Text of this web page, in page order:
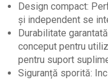
Design compact:
și independent se
Durabilitate
conceput pentru
pentru suport
Siguranță sporită: